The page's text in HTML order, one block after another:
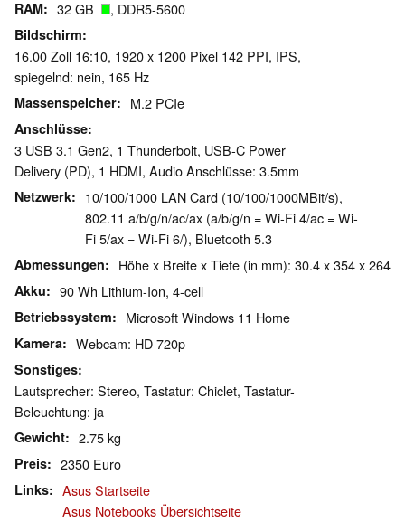
RAM 32 GB , DDR5-5600
Bildschirm
16.00 Zoll 16:10, 1920 x 1200 Pixel 142 PPI, IPS,
spiegelnd: nein, 165 Hz
Massenspeicher M.2 PCIe
Anschlüsse
3 USB 3.1 Gen2, 1 Thunderbolt, USB-C Power
Delivery (PD), 1 HDMI, Audio Anschlüsse: 3.5mm
Netzwerk
10/100/1000 LAN Card (10/100/1000MBit/s),
802.11 a/b/g/n/ac/ax (a/b/g/n = Wi-Fi 4/ac = Wi-
Fi 5/ax = Wi-Fi 6/), Bluetooth 5.3
Abmessungen Höhe x Breite x Tiefe (in mm): 30.4 x 354 x 264
Akku 90 Wh Lithium-Ion, 4-cell
Betriebssystem Microsoft Windows 11 Home
Kamera Webcam: HD 720p
Sonstiges
Lautsprecher: Stereo, Tastatur: Chiclet, Tastatur-
Beleuchtung: ja
Gewicht 2.75 kg
Preis 2350 Euro
Links
Asus Startseite
Asus Notebooks Übersichtseite